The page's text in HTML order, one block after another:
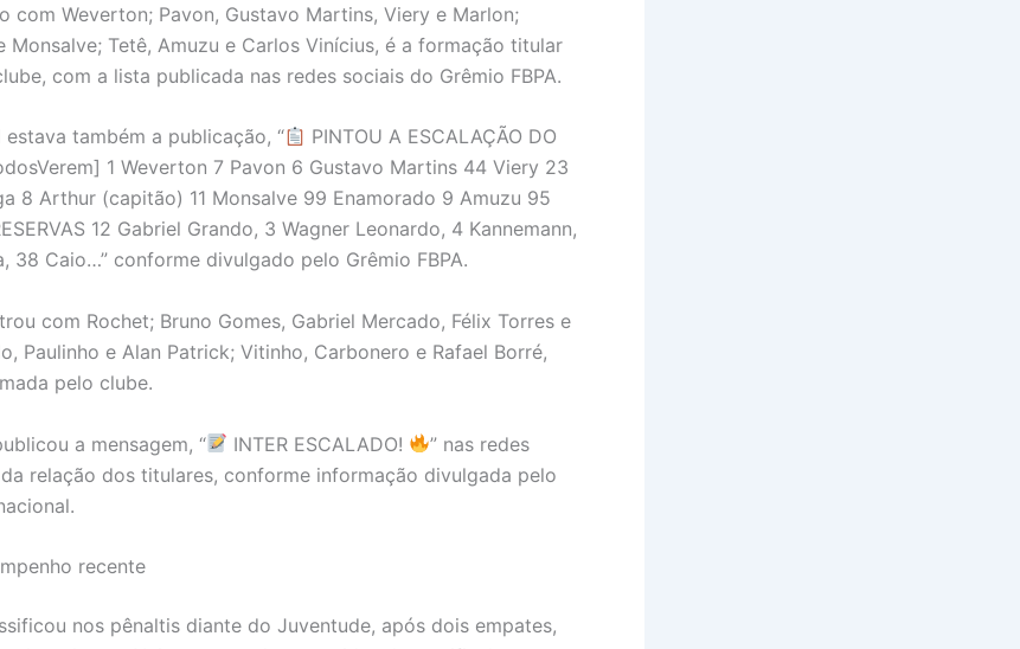
com Weverton; Pavon, Gustavo Martins, Viery e Marlon;
Monsalve; Tetê, Amuzu e Carlos Vinícius, é a formação titular
com a lista publicada nas redes sociais do Grêmio FBPA.
também a publicação, “
PINTOU A ESCALAÇÃO DO
1 Weverton 7 Pavon 6 Gustavo Martins 44 Viery 23
8 Arthur (capitão) 11 Monsalve 99 Enamorado 9 Amuzu 95
12 Gabriel Grando, 3 Wagner Leonardo, 4 Kannemann,
38 Caio…” conforme divulgado pelo Grêmio FBPA.
com Rochet; Bruno Gomes, Gabriel Mercado, Félix Torres e
Paulinho e Alan Patrick; Vitinho, Carbonero e Rafael Borré,
pelo clube.
a mensagem, “ INTER ESCALADO!
” nas redes
relação dos titulares, conforme informação divulgada pelo
recente
nos pênaltis diante do Juventude, após dois empates,